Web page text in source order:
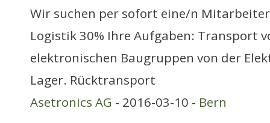
Wir suchen per sofort eine/n
Logistik 30% Ihre Aufgaben: Transport
elektronischen Baugruppen von der
Lager. Rücktransport
Asetronics AG - 2016-03-10 - Bern